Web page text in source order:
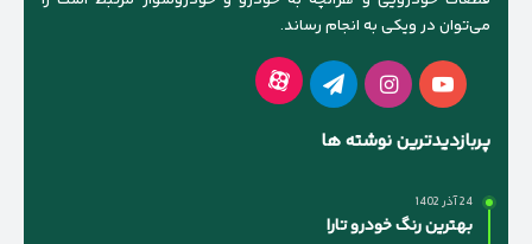
می‌توان در ویکی به انجام رساند.
یوتیوباینستاگرام
تلگرام آپارات
پربازدیدترین نوشته ها
24 آذر 1402
بهترین رنگ خودرو تارا